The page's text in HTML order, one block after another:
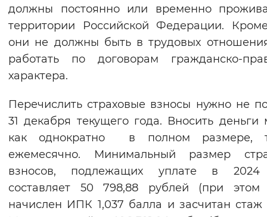
должны постоянно или временно
территории Российской Федерации.
они не должны быть в трудовых
работать по договорам гражданско-
характера.
Перечислить страховые взносы нужно не
31 декабря текущего года. Вносить деньги
как однократно в полном размере,
ежемесячно. Минимальный размер
взносов, подлежащих уплате в 2024
составляет 50 798,88 рублей (при этом
начислен ИПК 1,037 балла и засчитан стаж